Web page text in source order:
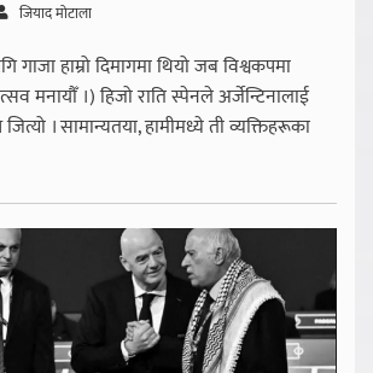
जियाद मोटाला
गाजा हाम्रो दिमागमा थियो जब विश्वकपमा
मनायौँ ।) हिजो राति स्पेनले अर्जेन्टिनालाई
। सामान्यतया, हामीमध्ये ती व्यक्तिहरूका